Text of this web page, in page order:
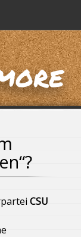
CSU